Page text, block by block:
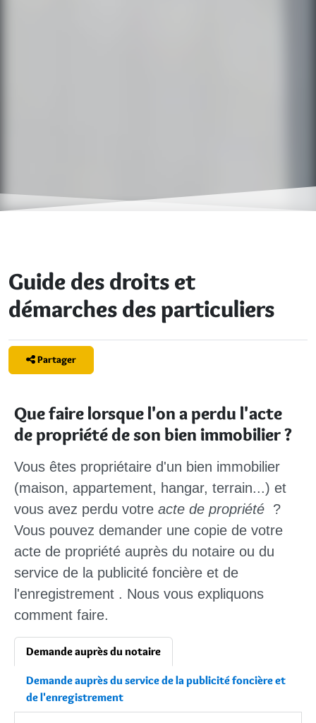
Guide des droits et
démarches des particuliers
Partager
Que faire lorsque l'on a perdu l'acte
de propriété de son bien immobilier ?
Vous êtes propriétaire d'un bien immobilier
(maison, appartement, hangar, terrain...) et
vous avez perdu votre acte de propriété ?
Vous pouvez demander une copie de votre
acte de propriété auprès du notaire ou du
service de la publicité foncière et de
l'enregistrement . Nous vous expliquons
comment faire.
Demande auprès du notaire
Demande auprès du service de la publicité foncière et
de l'enregistrement